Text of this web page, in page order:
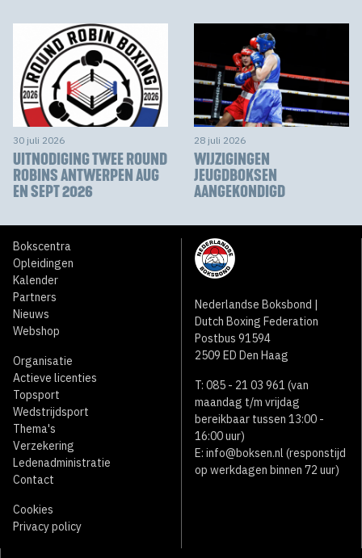
30 juli 2026
UITNODIGING TWEE ROUND
ROBINS ANTWERPEN AUG
EN SEPT 2026
28 juli 2026
WIJZIGINGEN
JEUGDBOKSEN
AANGEKONDIGD
Bokscentra
Opleidingen
Kalender
Partners
Nieuws
Webshop
Organisatie
Actieve licenties
Topsport
Wedstrijdsport
Thema's
Verzekering
Ledenadministratie
Contact
Cookies
Privacy policy
Nederlandse Boksbond |
Dutch Boxing Federation
Postbus 91594
2509 ED Den Haag
T: 085 - 21 03 961 (van
maandag t/m vrijdag
bereikbaar tussen 13:00 -
16:00 uur)
E: info@boksen.nl (responstijd
op werkdagen binnen 72 uur)